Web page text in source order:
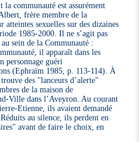
la communauté est assurément
frère membre de la
atteintes sexuelles sur des dizaines
1985-2000. Il ne s’agit pas
sein de la Communauté :
il apparaît dans les
personnage guéri
(Ephraïm 1985, p. 113-114). À
des "lanceurs d’alerte"
de la maison de
Ville dans l’Aveyron. Au courant
Etienne, ils avaient demandé
au silence, ils perdent en
avant de faire le choix, en